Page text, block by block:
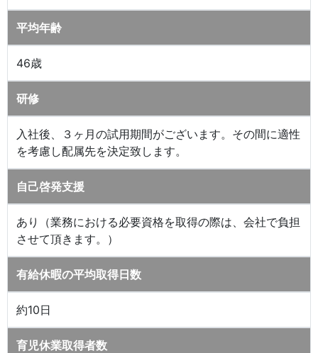
平均年齢
46歳
研修
入社後、３ヶ月の試用期間がございます。その間に適性
を考慮し配属先を決定致します。
自己啓発支援
あり（業務における必要資格を取得の際は、会社で負担
させて頂きます。）
有給休暇の平均取得日数
約10日
育児休業取得者数